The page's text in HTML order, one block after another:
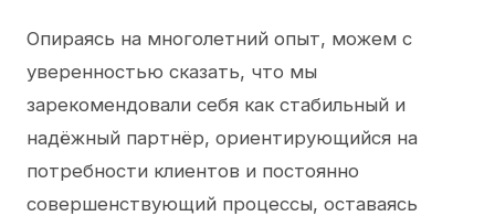
Опираясь на многолетний опыт, можем с
уверенностью сказать, что мы
зарекомендовали себя как стабильный и
надёжный партнёр, ориентирующийся на
потребности клиентов и постоянно
совершенствующий процессы, оставаясь